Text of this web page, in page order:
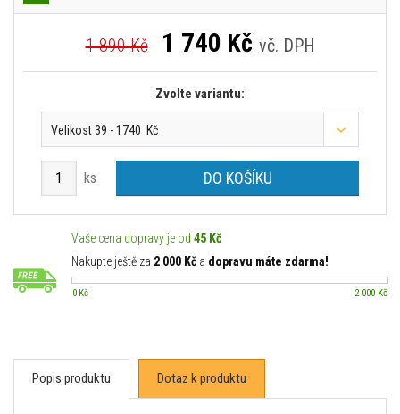
1 890 Kč 1 740 Kč vč. DPH
Zvolte variantu:
Velikost 39 - 1740 Kč
ks DO KOŠÍKU
Vaše cena dopravy je od 45 Kč
Nakupte ještě za 2 000 Kč a dopravu máte zdarma!
0 Kč 2 000 Kč
Popis produktu Dotaz k produktu